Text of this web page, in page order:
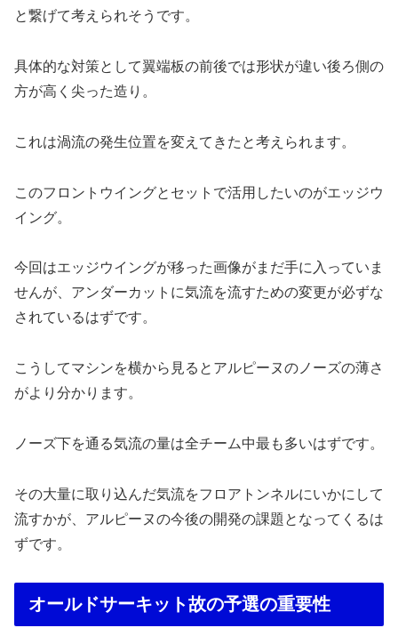
と繋げて考えられそうです。
具体的な対策として翼端板の前後では形状が違い後ろ側の
方が高く尖った造り。
これは渦流の発生位置を変えてきたと考えられます。
このフロントウイングとセットで活用したいのがエッジウ
イング。
今回はエッジウイングが移った画像がまだ手に入っていま
せんが、アンダーカットに気流を流すための変更が必ずな
されているはずです。
こうしてマシンを横から見るとアルピーヌのノーズの薄さ
がより分かります。
ノーズ下を通る気流の量は全チーム中最も多いはずです。
その大量に取り込んだ気流をフロアトンネルにいかにして
流すかが、アルピーヌの今後の開発の課題となってくるは
ずです。
オールドサーキット故の予選の重要性